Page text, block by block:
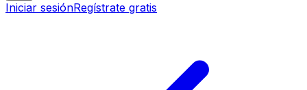
Iniciar sesiónRegístrate gratis